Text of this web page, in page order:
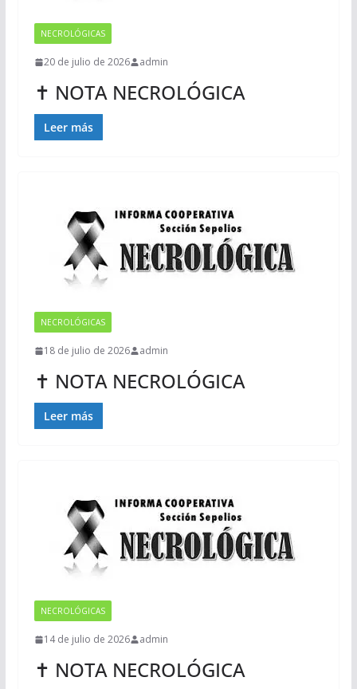
NECROLÓGICAS
20 de julio de 2026 admin
✝ NOTA NECROLÓGICA
Leer más
NECROLÓGICAS
18 de julio de 2026 admin
✝ NOTA NECROLÓGICA
Leer más
NECROLÓGICAS
14 de julio de 2026 admin
✝ NOTA NECROLÓGICA